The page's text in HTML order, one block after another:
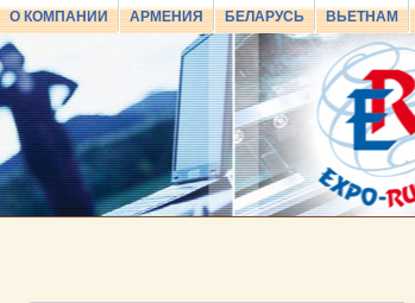
О КОМПАНИИ АРМЕНИЯ БЕЛАРУСЬ ВЬЕТНАМ